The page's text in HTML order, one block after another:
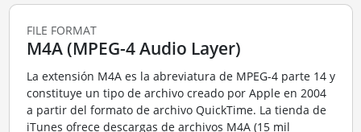
FILE FORMAT
M4A (MPEG-4 Audio Layer)
La extensión M4A es la abreviatura de MPEG-4 parte 14 y
constituye un tipo de archivo creado por Apple en 2004
a partir del formato de archivo QuickTime. La tienda de
iTunes ofrece descargas de archivos M4A (15 mil